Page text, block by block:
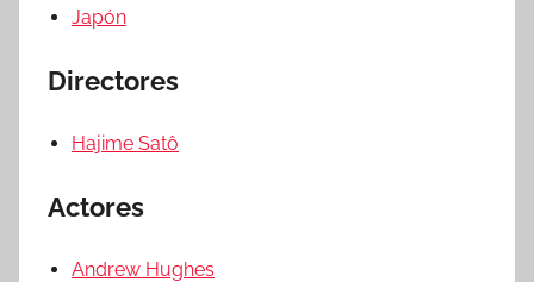
Japón
Directores
Hajime Satô
Actores
Andrew Hughes